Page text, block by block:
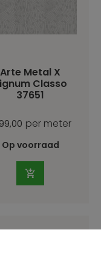
Arte Metal X
Classo
37651
per meter
Op voorraad